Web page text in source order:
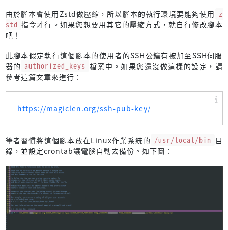
        ssh -S
"${SSH_SOCKET_PATH}" -O exit "
exit 6
FILE_NAME="$(date +%F_%T)${OPLOG_FILENAME}.sql.zst"
echo "-----Delete the following old backup
fi
由於腳本會使用Zstd做壓縮，所以腳本的執行環境要能夠使用 z
std 指令才行。如果您想要用其它的壓縮方式，就自行修改腳本
吧！
此腳本假定執行這個腳本的使用者的SSH公鑰有被加至SSH伺服
器的 authorized_keys 檔案中。如果您還沒做這樣的設定，請
參考這篇文章來進行：
https://magiclen.org/ssh-pub-key/
筆者習慣將這個腳本放在Linux作業系統的 /usr/local/bin 目
錄，並設定crontab讓電腦自動去備份。如下圖：